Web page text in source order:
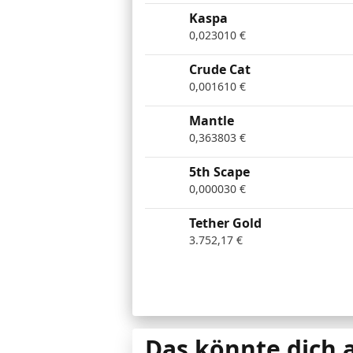
Kaspa
0,023010 €
Crude Cat
0,001610 €
Mantle
0,363803 €
5th Scape
0,000030 €
Tether Gold
3.752,17 €